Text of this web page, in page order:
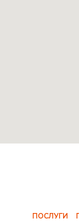
ПОСЛУГИ